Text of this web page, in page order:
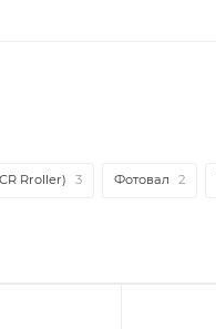
Rroller) 3 Фотовал 2